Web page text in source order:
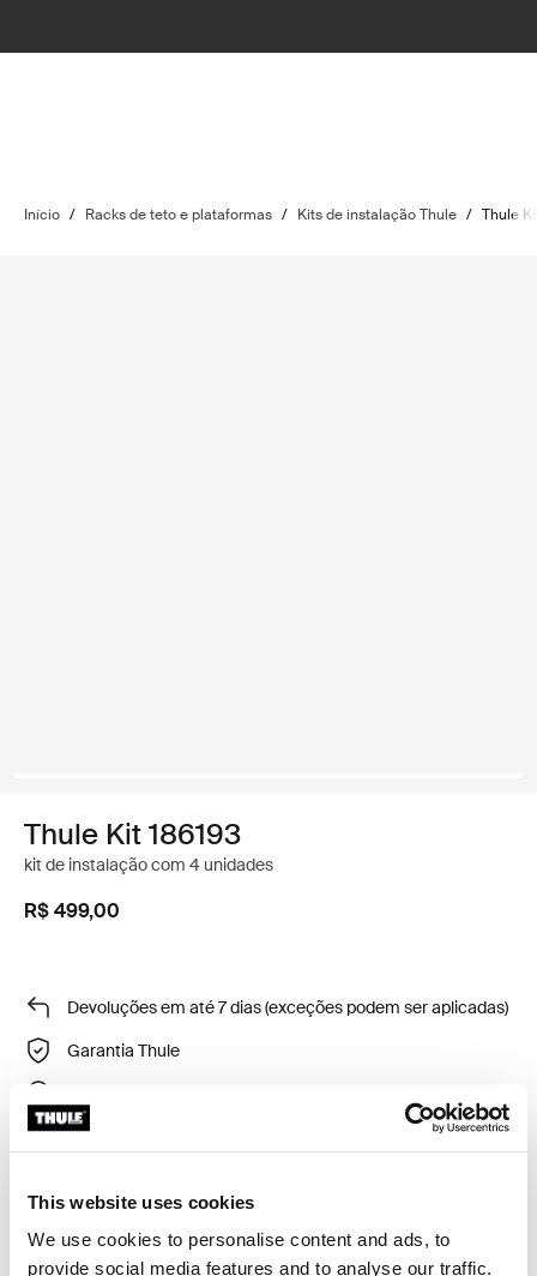
This website uses cookies
We use cookies to personalise content and ads, to
provide social media features and to analyse our traffic.
Início / Racks de teto e plataformas / Kits de instalação Thule / Thule
Thule Kit 186193
kit de instalação com 4 unidades
R$ 499,00
Devoluções em até 7 dias (exceções podem ser aplicadas)
Garantia Thule
Calcular frete e prazo